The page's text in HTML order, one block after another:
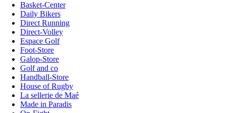
Basket-Center
Daily Bikers
Direct Running
Direct-Volley
Espace Golf
Foot-Store
Galop-Store
Golf and co
Handball-Store
House of Rugby
La sellerie de Maé
Made in Paradis